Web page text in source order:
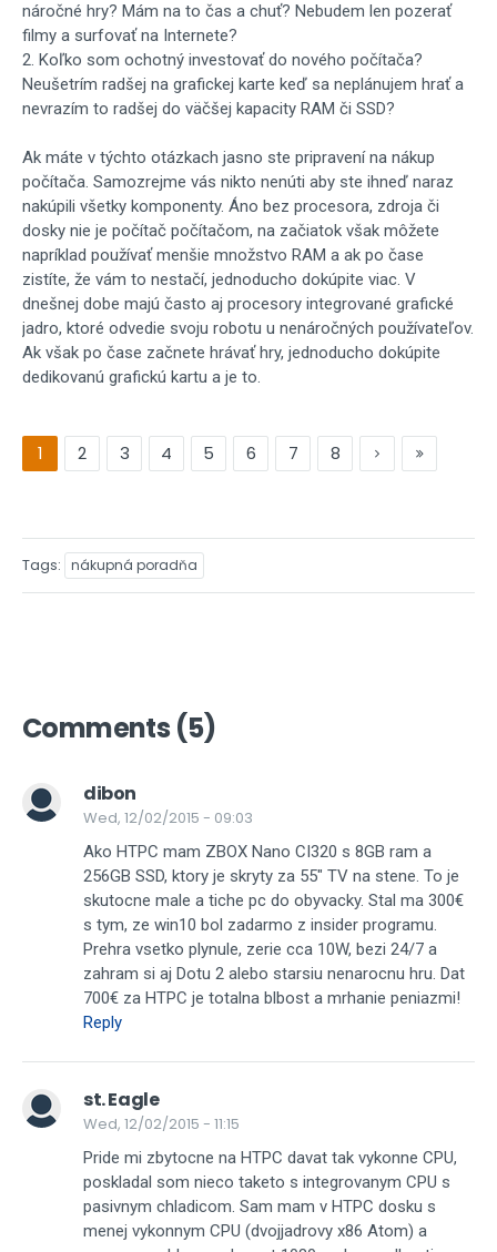
náročné hry? Mám na to čas a chuť? Nebudem len pozerať
filmy a surfovať na Internete?
2. Koľko som ochotný investovať do nového počítača?
Neušetrím radšej na grafickej karte keď sa neplánujem hrať a
nevrazím to radšej do väčšej kapacity RAM či SSD?
Ak máte v týchto otázkach jasno ste pripravení na nákup
počítača. Samozrejme vás nikto nenúti aby ste ihneď naraz
nakúpili všetky komponenty. Áno bez procesora, zdroja či
dosky nie je počítač počítačom, na začiatok však môžete
napríklad používať menšie množstvo RAM a ak po čase
zistíte, že vám to nestačí, jednoducho dokúpite viac. V
dnešnej dobe majú často aj procesory integrované grafické
jadro, ktoré odvedie svoju robotu u nenáročných používateľov.
Ak však po čase začnete hrávať hry, jednoducho dokúpite
dedikovanú grafickú kartu a je to.
1 2 3 4 5 6 7 8
Tags nákupná poradňa
Comments (5)
dibon
Wed, 12/02/2015 - 09:03
Ako HTPC mam ZBOX Nano CI320 s 8GB ram a
256GB SSD, ktory je skryty za 55" TV na stene. To je
skutocne male a tiche pc do obyvacky. Stal ma 300€
s tym, ze win10 bol zadarmo z insider programu.
Prehra vsetko plynule, zerie cca 10W, bezi 24/7 a
zahram si aj Dotu 2 alebo starsiu nenarocnu hru. Dat
700€ za HTPC je totalna blbost a mrhanie peniazmi!
Reply
st. Eagle
Wed, 12/02/2015 - 11:15
Pride mi zbytocne na HTPC davat tak vykonne CPU,
poskladal som nieco taketo s integrovanym CPU s
pasivnym chladicom. Sam mam v HTPC dosku s
menej vykonnym CPU (dvojjadrovy x86 Atom) a